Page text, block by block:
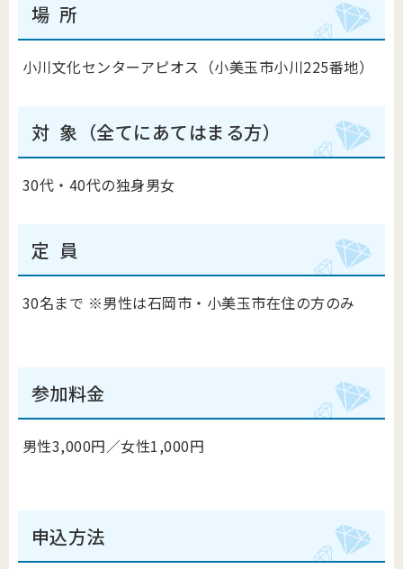
場 所
小川文化センターアピオス（小美玉市小川225番地）
対 象（全てにあてはまる方）
30代・40代の独身男女
定 員
30名まで ※男性は石岡市・小美玉市在住の方のみ
参加料金
男性3,000円／女性1,000円
申込方法